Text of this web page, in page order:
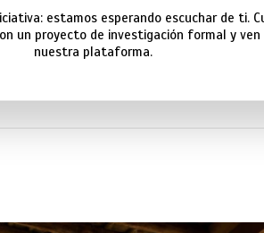
estamos esperando escuchar de ti.
un proyecto de investigación formal y ven
nuestra plataforma.